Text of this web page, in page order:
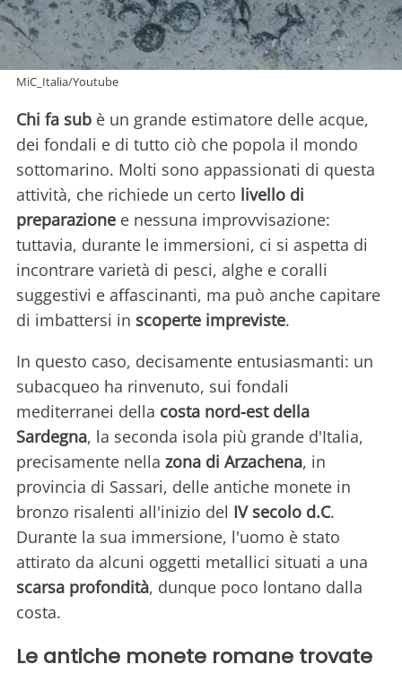
MiC_Italia/Youtube
Chi fa sub è un grande estimatore delle acque,
dei fondali e di tutto ciò che popola il mondo
sottomarino. Molti sono appassionati di questa
attività, che richiede un certo livello di
preparazione e nessuna improvvisazione:
tuttavia, durante le immersioni, ci si aspetta di
incontrare varietà di pesci, alghe e coralli
suggestivi e affascinanti, ma può anche capitare
di imbattersi in scoperte impreviste.
In questo caso, decisamente entusiasmanti: un
subacqueo ha rinvenuto, sui fondali
mediterranei della costa nord-est della
Sardegna, la seconda isola più grande d'Italia,
precisamente nella zona di Arzachena, in
provincia di Sassari, delle antiche monete in
bronzo risalenti all'inizio del IV secolo d.C.
Durante la sua immersione, l'uomo è stato
attirato da alcuni oggetti metallici situati a una
scarsa profondità, dunque poco lontano dalla
costa.
Le antiche monete romane trovate